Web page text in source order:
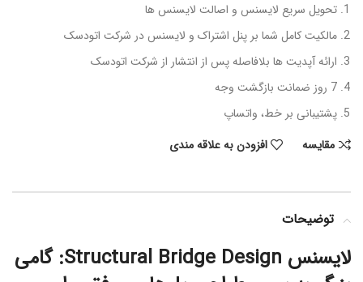
تحویل سریع لایسنس و اصالت لایسنس ها
مالکیت کامل شما بر پنل اشتراک و لایسنس در شرکت اتودسک
ارائه آپدیت ها بلافاصله پس از انتشار از شرکت اتودسک
7 روز ضمانت بازگشت وجه
پشتیبانی بر خط، واتساپ
مقایسه
افزودن به علاقه مندی
توضیحات
لایسنس Structural Bridge Design: گامی